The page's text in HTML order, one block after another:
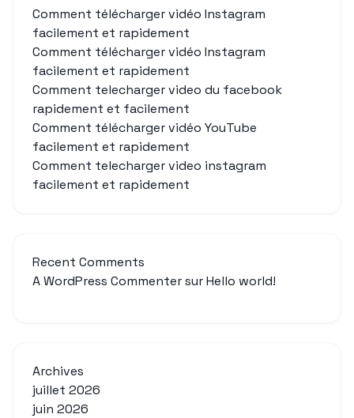
Comment télécharger vidéo Instagram
facilement et rapidement
Comment télécharger vidéo Instagram
facilement et rapidement
Comment telecharger video du facebook
rapidement et facilement
Comment télécharger vidéo YouTube
facilement et rapidement
Comment telecharger video instagram
facilement et rapidement
Recent Comments
A WordPress CommentersurHello world!
Archives
juillet 2026
juin 2026